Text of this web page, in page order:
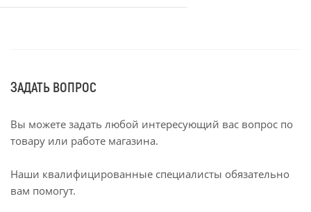
ЗАДАТЬ ВОПРОС
Вы можете задать любой интересующий вас вопрос по
товару или работе магазина.
Наши квалифицированные специалисты обязательно
вам помогут.